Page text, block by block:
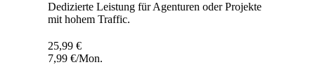
Dedizierte Leistung für Agenturen oder Projekte
mit hohem Traffic.
25,99 €
7,99 €/Mon.